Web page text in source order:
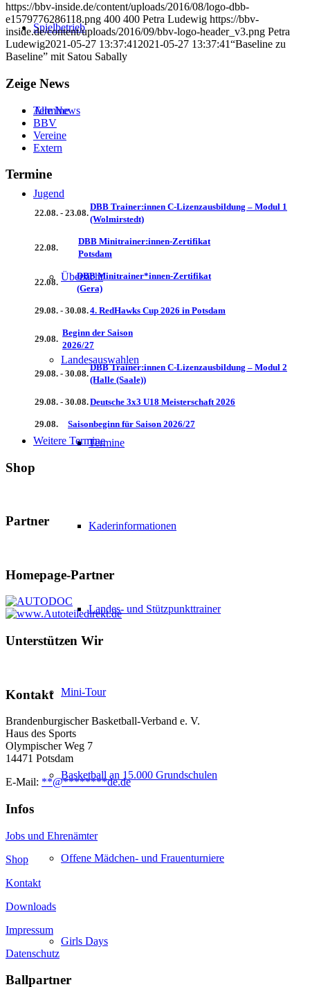
Spielbetrieb
Termine
Jugend
Übersicht
Landesauswahlen
Termine
Kaderinformationen
Landes- und Stützpunkttrainer
Mini-Tour
Basketball an 15.000 Grundschulen
Offene Mädchen- und Frauenturniere
Girls Days
https://bbv-inside.de/content/uploads/2016/08/logo-dbb-
e1579776286118.png 400 400 Petra Ludewig https://bbv-
inside.de/content/uploads/2016/09/bbv-logo-header_v3.png Petra
Ludewig2021-05-27 13:37:41 2021-05-27 13:37:41“Baseline zu
Baseline” mit Satou Sabally
Zeige News
Alle News
BBV
Vereine
Extern
Termine
22.08. - 23.08.
DBB Trainer:innen C-Lizenzausbildung – Modul 1
(Wolmirstedt)
22.08.
DBB Minitrainer:innen-Zertifikat
Potsdam
22.08.
DBB Minitrainer*innen-Zertifikat
(Gera)
29.08. - 30.08.4. RedHawks Cup 2026 in Potsdam
29.08.
Beginn der Saison
2026/27
29.08. - 30.08.
DBB Trainer:innen C-Lizenzausbildung – Modul 2
(Halle (Saale))
29.08. - 30.08.Deutsche 3x3 U18 Meisterschaft 2026
29.08. Saisonbeginn für Saison 2026/27
Weitere Termine
Shop
Partner
Homepage-Partner
Unterstützen Wir
Kontakt
Brandenburgischer Basketball-Verband e. V.
Haus des Sports
Olympischer Weg 7
14471 Potsdam
E-Mail: **@********de.de
Infos
Jobs und Ehrenämter
Shop
Kontakt
Downloads
Impressum
Datenschutz
Ballpartner